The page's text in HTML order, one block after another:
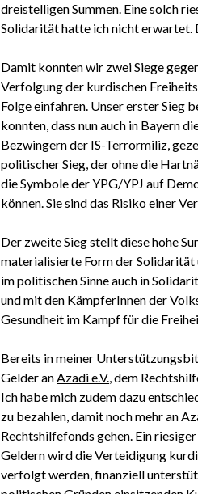
dreistelligen Summen. Eine solch
Solidarität hatte ich nicht erwartet.
Damit konnten wir zwei Siege
Verfolgung der kurdischen
Folge einfahren. Unser erster Sieg
konnten, dass nun auch in Bayern
Bezwingern der IS-Terrormiliz,
politischer Sieg, der ohne die
die Symbole der YPG/YPJ auf
können. Sie sind das Risiko einer
Der zweite Sieg stellt diese hohe
materialisierte Form der
im politischen Sinne auch in
und mit den KämpferInnen der
Gesundheit im Kampf für die
Bereits in meiner
Gelder anAzadi e.V., dem
Ich habe mich zudem dazu
zu bezahlen, damit noch mehr an
Rechtshilfefonds gehen. Ein
Geldern wird die Verteidigung
verfolgt werden, finanziell